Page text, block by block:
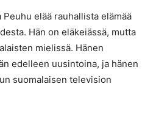
elää rauhallista elämää
Hän on eläkeiässä, mutta
mielissä. Hänen
edelleen uusintoina, ja hänen
suomalaisen television